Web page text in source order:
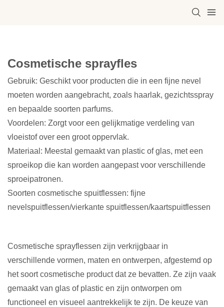
Cosmetische sprayfles
Gebruik: Geschikt voor producten die in een fijne nevel
moeten worden aangebracht, zoals haarlak, gezichtsspray
en bepaalde soorten parfums.
Voordelen: Zorgt voor een gelijkmatige verdeling van
vloeistof over een groot oppervlak.
Materiaal: Meestal gemaakt van plastic of glas, met een
sproeikop die kan worden aangepast voor verschillende
sproeipatronen.
Soorten cosmetische spuitflessen: fijne
nevelspuitflessen/vierkante spuitflessen/kaartspuitflessen
Cosmetische sprayflessen zijn verkrijgbaar in
verschillende vormen, maten en ontwerpen, afgestemd op
het soort cosmetische product dat ze bevatten. Ze zijn vaak
gemaakt van glas of plastic en zijn ontworpen om
functioneel en visueel aantrekkelijk te zijn. De keuze van